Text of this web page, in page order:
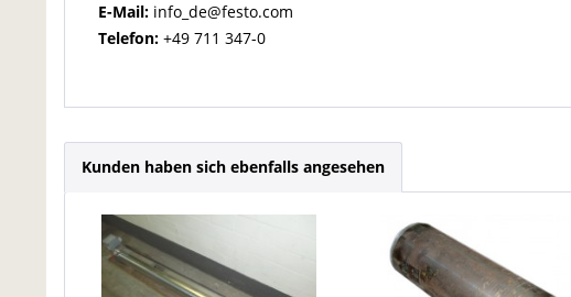
E-Mail: info_de@festo.com
Telefon: +49 711 347-0
Kunden haben sich ebenfalls angesehen